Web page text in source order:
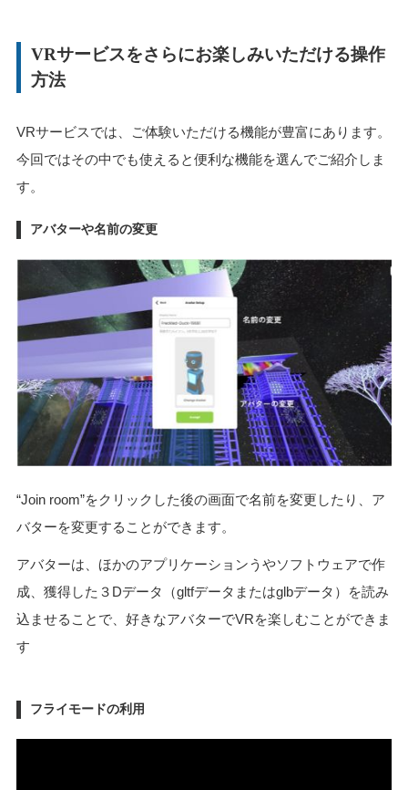
VRサービスをさらにお楽しみいただける操作
方法
VRサービスでは、ご体験いただける機能が豊富にあります。
今回ではその中でも使えると便利な機能を選んでご紹介しま
す。
アバターや名前の変更
“Join room”をクリックした後の画面で名前を変更したり、ア
バターを変更することができます。
アバターは、ほかのアプリケーションうやソフトウェアで作
成、獲得した３Dデータ（gltfデータまたはglbデータ）を読み
込ませることで、好きなアバターでVRを楽しむことができま
す
フライモードの利用